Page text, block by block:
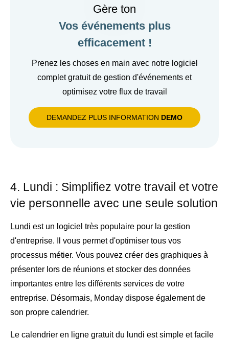
Gère ton
Vos événements plus
efficacement !
Prenez les choses en main avec notre logiciel
complet gratuit de gestion d'événements et
optimisez votre flux de travail
DEMANDEZ PLUS INFORMATION DEMO
4. Lundi : Simplifiez votre travail et votre
vie personnelle avec une seule solution
Lundi est un logiciel très populaire pour la gestion
d'entreprise. Il vous permet d'optimiser tous vos
processus métier. Vous pouvez créer des graphiques à
présenter lors de réunions et stocker des données
importantes entre les différents services de votre
entreprise. Désormais, Monday dispose également de
son propre calendrier.
Le calendrier en ligne gratuit du lundi est simple et facile